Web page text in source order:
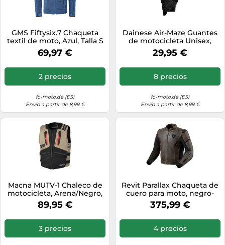
GMS Fiftysix.7 Chaqueta
textil de moto, Azul, Talla S
69,97 €
2 precios
fc-moto.de (ES)
Envío a partir de 8,99 €
Dainese Air-Maze Guantes
de motocicleta Unisex,
negro, Talla S
29,95 €
8 precios
fc-moto.de (ES)
Envío a partir de 8,99 €
Macna MUTV-1 Chaleco de
motocicleta, Arena/Negro,
Talla L/XL
89,95 €
3 precios
Revit Parallax Chaqueta de
cuero para moto, negro-
marrón, tamaño 48 para
Hombres
375,99 €
4 precios